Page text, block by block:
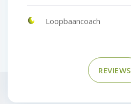
Loopbaancoach
REVIEWS